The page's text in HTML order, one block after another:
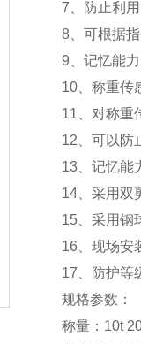
7 、防止利
8 、可根据
9 、记忆能
10 、称重
11 、对称
12 、可以
13 、记忆
14 、采用
15 、采用
16 、现场
17 、防护
规格参数：
称量：10t